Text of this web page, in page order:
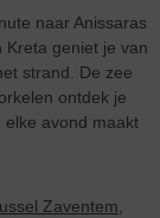
naar Anissaras
geniet je van
strand. De zee
ontdek je
elke avond maakt
Zaventem